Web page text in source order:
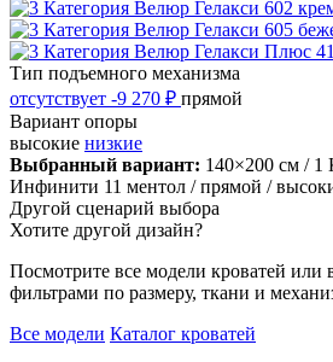
Тип подъемного механизма
отсутствует -9 270 ₽ прямой
Вариант опоры
высокие низкие
Выбранный вариант: 140×200 см / 1
Инфинити 11 ментол / прямой /
Другой сценарий выбора
Хотите другой дизайн?
Посмотрите все модели кроватей или
фильтрами по размеру, ткани и
Все модели Каталог кроватей